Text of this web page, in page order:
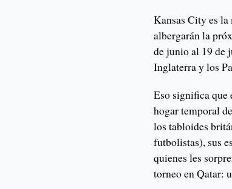
Kansas City es la
albergarán la
de junio al 19 de
Inglaterra y los
Eso significa que
hogar temporal
los tabloides
futbolistas), sus
quienes les
torneo en Qatar: